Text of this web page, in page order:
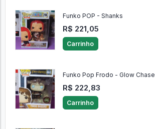
Funko POP - Shanks
R$ 221,05
Carrinho
Funko Pop Frodo - Glow Chase
R$ 222,83
Carrinho